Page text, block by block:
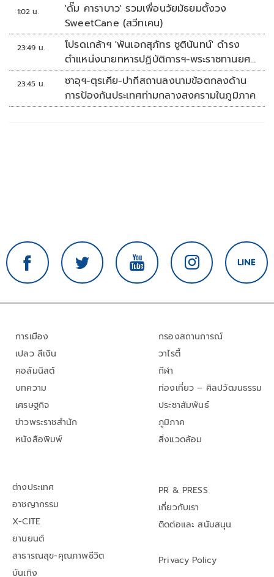
1:02 น.
'ดั๊ม คาราบาว' รวมเพื่อนวัยมัธยมตั้งวง
SweetCane (สวีทเคน)
23:49 น.
โปรดเกล้าฯ 'พันเอกสุภัทร ชูตินันทน์' ดำรง
ตำแหน่งนายทหารปฏิบัติการฯ-พระราชทานยศ
'พลตรี'
23:45 น.
ซาอุฯ-ตุรเคีย-ปากีสถานลงนามข้อตกลงด้าน
การป้องกันประเทศท่ามกลางสงครามในภูมิภาค
การเมือง
เปลว สีเงิน
คอลัมนิสต์
บทความ
เศรษฐกิจ
ข่าวพระราชสำนัก
หนังสือพิมพ์
กรองสถานการณ์
วาไรตี้
กีฬา
ท่องเที่ยว – ศิลปวัฒนธรรม
ประชาสัมพันธ์
ภูมิภาค
สิ่งแวดล้อม
ต่างประเทศ
อาชญากรรม
X-CITE
ยานยนต์
สาธารณสุข-คุณภาพชีวิต
บันเทิง
PR & PRESS
เกี่ยวกับเรา
ติดต่อและ สนับสนุน
Privacy Policy